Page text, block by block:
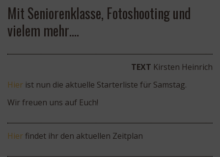
Mit Seniorenklasse, Fotoshooting und
vielem mehr….
TEXT Kirsten Heinrich
Hier ist nun die aktuelle Starterliste für Samstag.
Wir freuen uns auf Euch!
Hier findet ihr den aktuellen Zeitplan